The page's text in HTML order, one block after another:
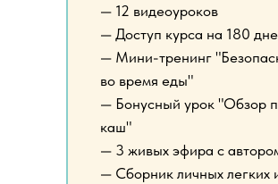
— 12 видеоуроков
— Доступ курса на 180
— Мини-тренинг
во время еды"
— Бонусный урок "Обзор
каш"
— 3 живых эфира с
— Сборник личных легких